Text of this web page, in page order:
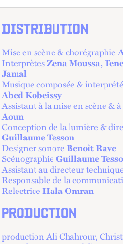
DISTRIBUTION
Mise en scène & chorégraphie
InterprètesZena Moussa,
Jamal
Musique composée &
Abed Kobeissy
Assistant à la mise en scène &
Aoun
Conception de la lumière &
Guillaume Tesson
Designer sonoreBenoît Rave
ScénographieGuillaume
Assistant au directeur technique
Responsable de la
RelectriceHala Omran
PRODUCTION
production Ali Chahrour,